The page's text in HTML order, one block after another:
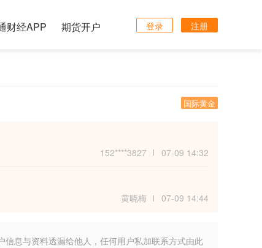
财经APP 期货开户 登录 注册
国际黄金
152****3827
07-09 14:32
黄晓梅
07-09 14:44
息与资料透漏给他人，任何用户私加联系方式由此